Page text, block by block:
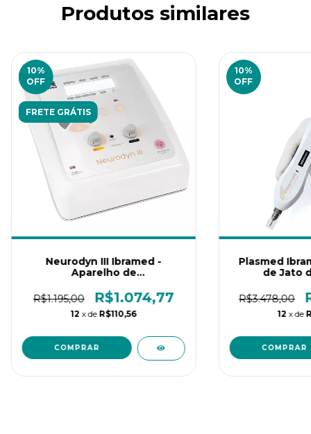
Produtos similares
10%
OFF
FRETE GRÁTIS
Neurodyn III Ibramed -
Aparelho de
Burst 02 Canais
R$1.195,00 R$1.074,77
12 x de R$110,56
10%
OFF
Plasmed
de Jato
R$3.478,00
12 x de
preencha os dados para iniciar:
INICIAR CONVERSA